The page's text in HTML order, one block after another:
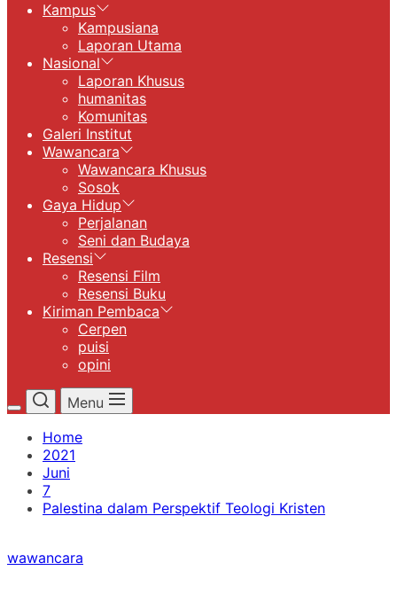
Kampus
Kampusiana
Laporan Utama
Nasional
Laporan Khusus
humanitas
Komunitas
Galeri Institut
Wawancara
Wawancara Khusus
Sosok
Gaya Hidup
Perjalanan
Seni dan Budaya
Resensi
Resensi Film
Resensi Buku
Kiriman Pembaca
Cerpen
puisi
opini
Menu
Home
2021
Juni
7
Palestina dalam Perspektif Teologi Kristen
wawancara